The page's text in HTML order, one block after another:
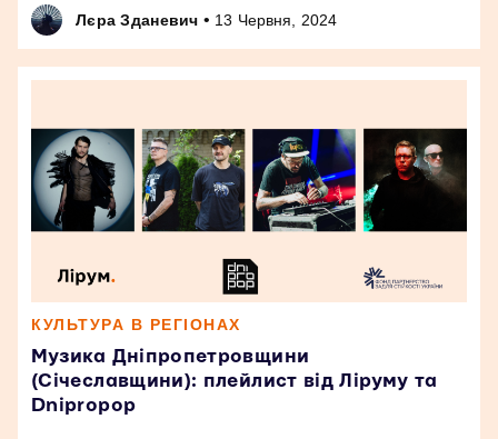
Лєра Зданевич • 13 Червня, 2024
КУЛЬТУРА В РЕГІОНАХ
Музика Дніпропетровщини
(Січеславщини): плейлист від Ліруму та
Dnipropop